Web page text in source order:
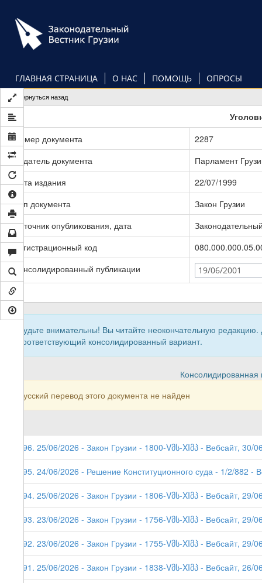
основному
содержанию
ГЛАВНАЯ СТРАНИЦА О НАС ПОМОЩЬ ОПРОСЫ
Вернуться назад
Номер документа
2287
Издатель документа
Парламент
Дата издания
22/07/1999
Тип документа
Закон Грузии
Источник опубликования, дата
Регистрационный код
Консолидированный публикации
19/06/2001
Будьте внимательны! Вы читайте неокончательную
соответствующий консолидированный вариант.
Русский перевод этого документа не найден
296. 25/06/2026 - Закон Грузии - 1800-Vმს-XIმპ - Вебсайт, 30/
295. 24/06/2026 - Решение Конституционного суда - 1/2/882 -
294. 25/06/2026 - Закон Грузии - 1806-Vმს-XIმპ - Вебсайт,
293. 23/06/2026 - Закон Грузии - 1756-Vმს-XIმპ - Вебсайт, 29/
292. 23/06/2026 - Закон Грузии - 1755-Vმს-XIმპ - Вебсайт, 29/
291. 25/06/2026 - Закон Грузии - 1838-Vმს-XIმპ - Вебсайт, 26/